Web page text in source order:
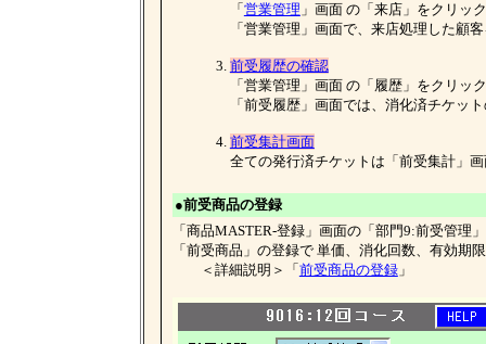
「 営業管理 」画面 の「来店」をクリッ
「営業管理」画面で、来店処理した顧
3. 前受履歴の確認
「営業管理」画面 の「履歴」をクリッ
「前受履歴」画面では、消化済チケッ
4. 前受集計画面
全ての発行済チケットは「前受集計」
●前受商品の登録
「商品MASTER-登録」画面の「部門9:前受管理
「前受商品」の登録で 単価、消化回数、有効期
＜詳細説明＞「 前受商品の登録」